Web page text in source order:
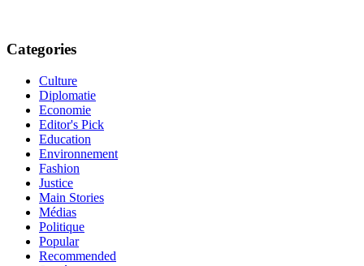
Categories
Culture
Diplomatie
Economie
Editor's Pick
Education
Environnement
Fashion
Justice
Main Stories
Médias
Politique
Popular
Recommended